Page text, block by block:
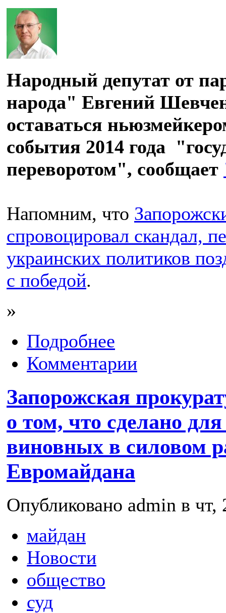
Народный депутат от
народа" Евгений
оставаться
события 2014 года
переворотом", сообщает
Напомним, что
спровоцировал скандал,
украинских политиков
с победой.
»
Подробнее
Комментарии
Запорожская
о том, что сделано
виновных в силовом
Евромайдана
Опубликовано admin в
майдан
Новости
общество
суд